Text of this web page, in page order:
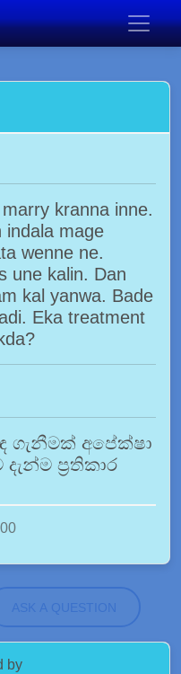
kranna inne.
indala mage
wenne ne.
une kalin. Dan
kal yanwa. Bade
Eka treatment
අපේක්ෂා
ප්‍රතිකාර
ASK A QUESTION
by